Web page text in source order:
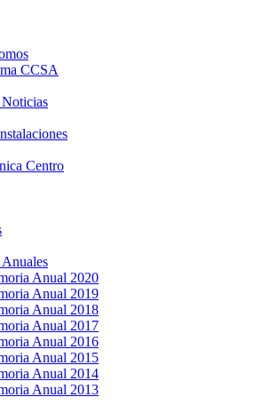
CCSA
Centro
Anual 2020
Anual 2019
Anual 2018
Anual 2017
Anual 2016
Anual 2015
Anual 2014
Anual 2013